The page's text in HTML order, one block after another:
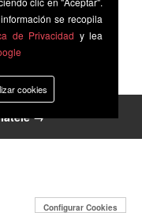
→
Configurar Cookies
se recopila
de Privacidad y lea
cookies